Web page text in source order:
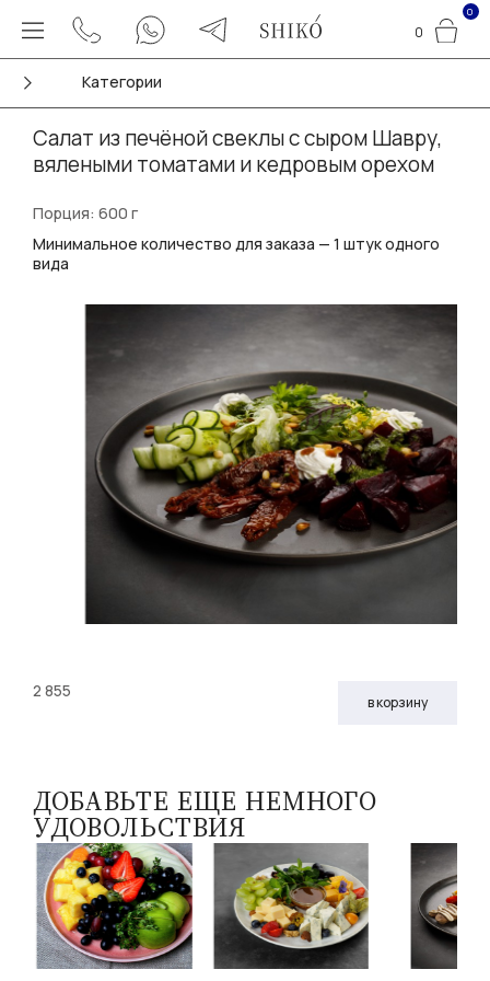
0
0
Категории
Салат из печёной свеклы с сыром Шавру,
вялеными томатами и кедровым орехом
Порция: 600 г
Минимальное количество для заказа — 1 штук одного
вида
2 855
в корзину
ДОБАВЬТЕ ЕЩЕ НЕМНОГО
УДОВОЛЬСТВИЯ